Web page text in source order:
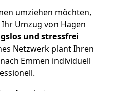
umziehen möchten,
Umzug von Hagen
und stressfrei
Netzwerk plant Ihren
Emmen individuell